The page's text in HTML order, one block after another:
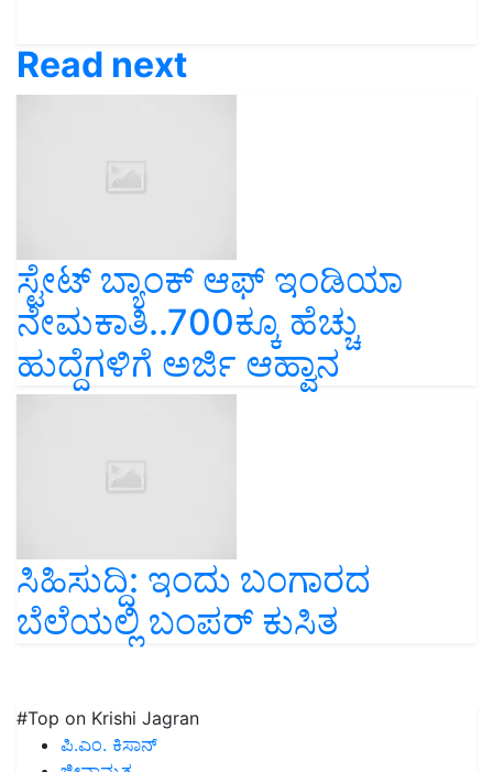
Read next
ಸ್ಟೇಟ್ ಬ್ಯಾಂಕ್ ಆಫ್ ಇಂಡಿಯಾ
ನೇಮಕಾತಿ..700ಕ್ಕೂ ಹೆಚ್ಚು
ಹುದ್ದೆಗಳಿಗೆ ಅರ್ಜಿ ಆಹ್ವಾನ
ಸಿಹಿಸುದ್ದಿ: ಇಂದು ಬಂಗಾರದ
ಬೆಲೆಯಲ್ಲಿ ಬಂಪರ್‌ ಕುಸಿತ
#Top on Krishi Jagran
ಪಿ.ಎಂ. ಕಿಸಾನ್